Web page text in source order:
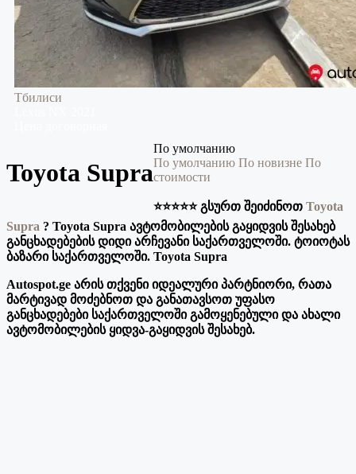
Тбилиси
Toyota Supra
По умолчанию
По умолчанию По новизне По
стоимости
⭐️⭐️⭐️⭐️⭐️ გსურთ შეიძინოთ Toyota
Supra ? Toyota Supra ავტომობილების გაყიდვის შესახებ
განცხადებების დიდი არჩევანი საქართველოში. ტოიოტას
ბაზარი საქართველოში. Toyota Supra
Autospot.ge არის თქვენი იდეალური პარტნიორი, რათა
მარტივად მოძებნოთ და განათავსოთ უფასო
განცხადებები საქართველოში გამოყენებული და ახალი
ავტომობილების ყიდვა-გაყიდვის შესახებ.